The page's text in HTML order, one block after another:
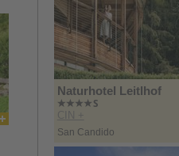
Naturhotel Leitlhof
CIN +
San Candido